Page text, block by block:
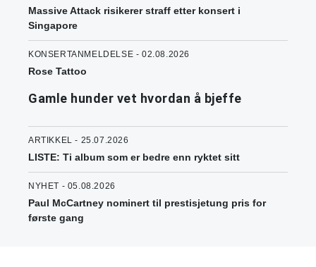
Massive Attack risikerer straff etter konsert i
Singapore
KONSERTANMELDELSE - 02.08.2026
Rose Tattoo
Gamle hunder vet hvordan å bjeffe
ARTIKKEL - 25.07.2026
LISTE: Ti album som er bedre enn ryktet sitt
NYHET - 05.08.2026
Paul McCartney nominert til prestisjetung pris for
første gang